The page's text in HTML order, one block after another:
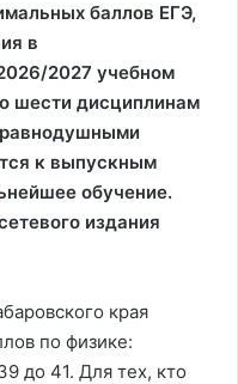
баллов ЕГЭ,
в
2027 учебном
шести дисциплинам
к выпускным
обучение.
издания
края
по физике:
до 41. Для тех, кто